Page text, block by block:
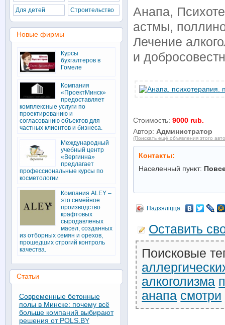
Анапа,
астмы,
Лечение
и
Стоимость:9000 rub.
Автор: Администратор
(Поискать ещё объявления этого
Контакты:
Населенный пункт:
Падзяліцца
Оставить
Поисковые
алкоголизма
анапа смотри
Для детей
Строительство
Новые фирмы
Курсы
бухгалтеров в
Гомеле
Компания
«ПроектМинск»
предоставляет
комплексные услуги по
проектированию и
согласованию объектов для
частных клиентов и бизнеса.
Международный
учебный центр
«Вергинна»
предлагает
профессиональные курсы по
косметологии
Компания ALEY –
это семейное
производство
крафтовых
сыродавленых
масел, созданных
из отборных семян и орехов,
прошедших строгий контроль
качества.
Статьи
Современные бетонные
полы в Минске: почему всё
больше компаний выбирают
решения от POLS.BY